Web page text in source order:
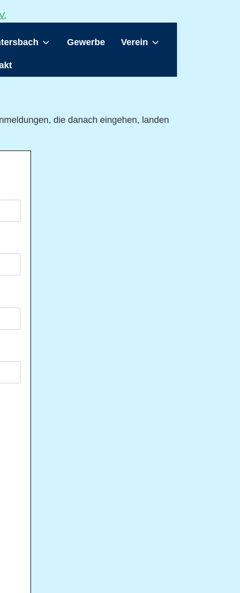
Gewerbe Verein
die danach eingehen, landen